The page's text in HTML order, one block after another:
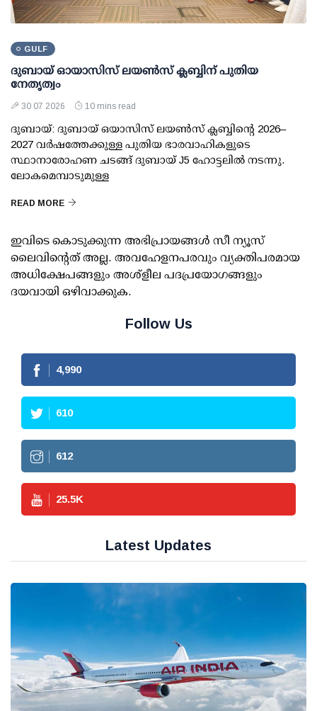
GULF
ദുബായ് ഓയാസിസ് ലയൺസ് ക്ലബ്ബിന് പുതിയ
നേതൃത്വം
30 07 2026 10 mins read
ദുബായ്: ദുബായ് ഒയാസിസ് ലയൺസ് ക്ലബ്ബിന്റെ 2026–
2027 വർഷത്തേക്കുള്ള പുതിയ ഭാരവാഹികളുടെ
സ്ഥാനാരോഹണ ചടങ്ങ് ദുബായ് J5 ഹോട്ടലിൽ നടന്നു.
ലോകമെമ്പാടുമുള്ള
READ MORE
ഇവിടെ കൊടുക്കുന്ന അഭിപ്രായങ്ങള്‍ സീ ന്യൂസ്
ലൈവിന്റെത് അല്ല. അവഹേളനപരവും വ്യക്തിപരമായ
അധിക്ഷേപങ്ങളും അശ്‌ളീല പദപ്രയോഗങ്ങളും
ദയവായി ഒഴിവാക്കുക.
Follow Us
4,990
610
612
25.5K
Latest Updates